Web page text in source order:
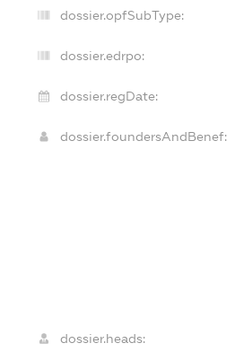
dossier.opfSubType:
dossier.edrpo:
dossier.regDate:
dossier.foundersAndBenef:
dossier.heads: